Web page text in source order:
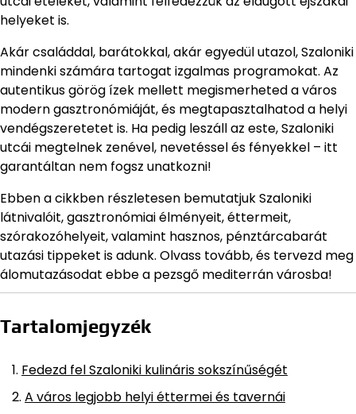
helyeket is.
Akár családdal, barátokkal, akár egyedül utazol, Szaloniki
mindenki számára tartogat izgalmas programokat. Az
autentikus görög ízek mellett megismerheted a város
modern gasztronómiáját, és megtapasztalhatod a helyi
vendégszeretetet is. Ha pedig leszáll az este, Szaloniki
utcái megtelnek zenével, nevetéssel és fényekkel – itt
garantáltan nem fogsz unatkozni!
Ebben a cikkben részletesen bemutatjuk Szaloniki
látnivalóit, gasztronómiai élményeit, éttermeit,
szórakozóhelyeit, valamint hasznos, pénztárcabarát
utazási tippeket is adunk. Olvass tovább, és tervezd meg
álomutazásodat ebbe a pezsgő mediterrán városba!
Tartalomjegyzék
Fedezd fel Szaloniki kulináris sokszínűségét
A város legjobb helyi éttermei és tavernái